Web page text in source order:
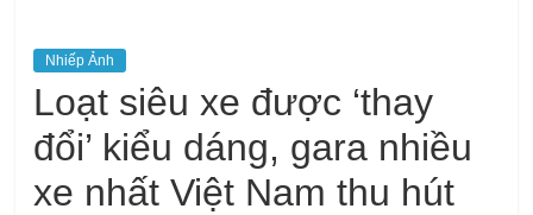
Nhiếp Ảnh
Loạt siêu xe được ‘thay
đổi’ kiểu dáng, gara nhiều
xe nhất Việt Nam thu hút